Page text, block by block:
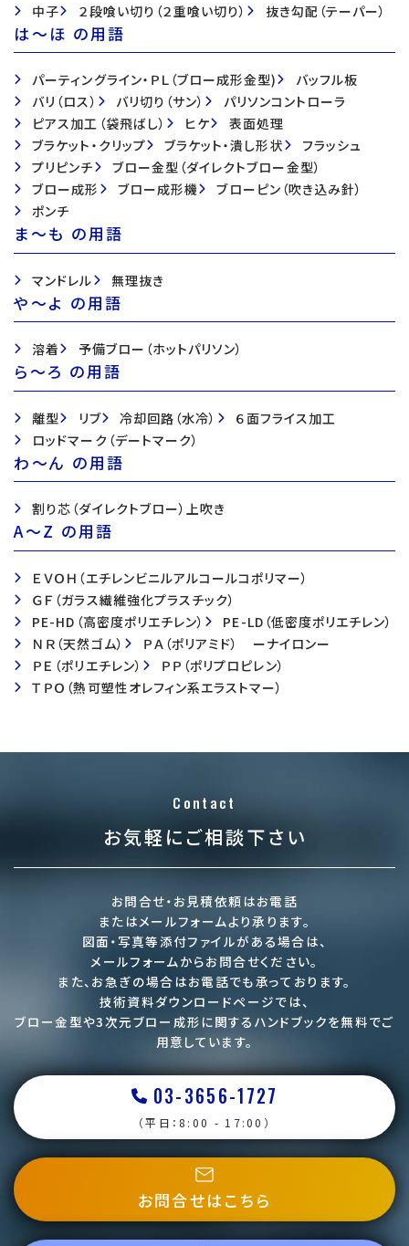
中子 ２段喰い切り（２重喰い切り） 抜き勾配（テーパー）
は〜ほ の用語
パーティングライン・ＰＬ（ブロー成形金型)
バッフル板
バリ（ロス）
バリ切り（サン）
パリソンコントローラ
ピアス加工（袋飛ばし）
ヒケ
表面処理
ブラケット・クリップ
ブラケット・潰し形状
フラッシュ
プリピンチ
ブロー金型（ダイレクトブロー金型）
ブロー成形
ブロー成形機
ブローピン（吹き込み針）
ポンチ
ま〜も の用語
マンドレル 無理抜き
や〜よ の用語
溶着 予備ブロー（ホットパリソン）
ら〜ろ の用語
離型 リブ 冷却回路（水冷）
６面フライス加工
ロッドマーク（デートマーク）
わ〜ん の用語
割り芯（ダイレクトブロー）上吹き
A〜Z の用語
ＥＶＯＨ（エチレンビニルアルコールコポリマー）
ＧＦ（ガラス繊維強化プラスチック）
PE-HD（高密度ポリエチレン）
PE-LD（低密度ポリエチレン）
ＮＲ（天然ゴム）
ＰＡ（ポリアミド） ーナイロンー
ＰＥ（ポリエチレン）
ＰＰ（ポリプロピレン）
ＴＰＯ（熱可塑性オレフィン系エラストマー）
Contact
お気軽にご相談下さい
お問合せ・お見積依頼はお電話
またはメールフォームより承ります。
図面・写真等添付ファイルがある場合は、
メールフォームからお問合せください。
また、お急ぎの場合はお電話でも承っております。
技術資料ダウンロードページでは、
ブロー金型や3次元ブロー成形に関するハンドブックを無料でご
用意しています。
03-3656-1727
（平日：8:00 - 17:00）
お問合せはこちら